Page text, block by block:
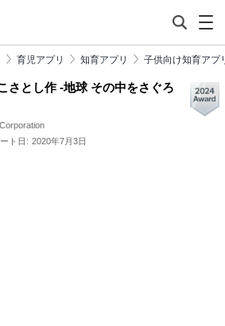
育児アプリ 知育アプリ 子供向け知育アプ
さとし作 -地球 その中をさぐろ
ト日: 2020年7月3日